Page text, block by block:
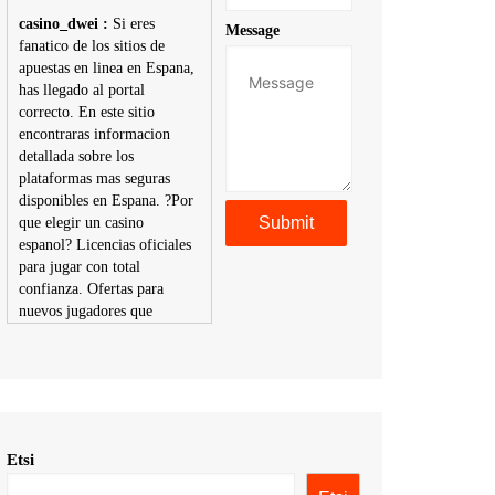
casino_dwei : Si eres
fanatico de los sitios de
apuestas en linea en Espana,
has llegado al portal
correcto. En este sitio
encontraras informacion
detallada sobre los
plataformas mas seguras
disponibles en Espana. ?Por
que elegir un casino
espanol? Licencias oficiales
para jugar con total
confianza. Ofertas para
nuevos jugadores que
metodos de pago,
Message
Etsi